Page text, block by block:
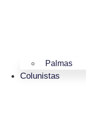
Palmas
Colunistas